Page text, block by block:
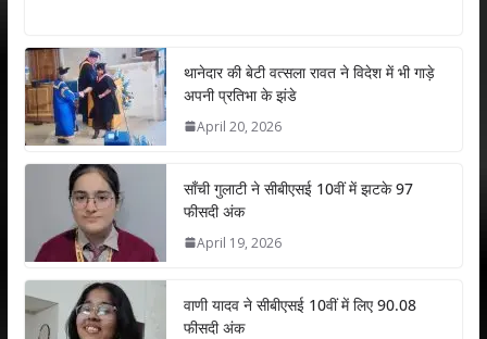
at
s
A
p
p
e
b
o
o
er e
dI
l e
थानेदार की बेटी वत्सला रावत ने विदेश में भी गाड़े
अपनी प्रतिभा के झंडे
April 20, 2026
साँची गुलाटी ने सीबीएसई 10वीं में झटके 97
फीसदी अंक
April 19, 2026
वाणी यादव ने सीबीएसई 10वीं में लिए 90.08
फीसदी अंक